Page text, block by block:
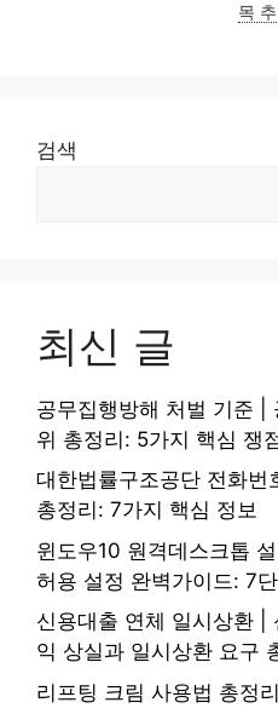
목
검색
최신 글
공무집행방해 처벌 기준 |
위 총정리: 5가지 핵심 쟁
대한법률구조공단 전화
총정리: 7가지 핵심 정보
윈도우10 원격데스크톱
허용 설정 완벽가이드: 7
신용대출 연체 일시상환 |
익 상실과 일시상환 요구
리프팅 크림 사용법 총정